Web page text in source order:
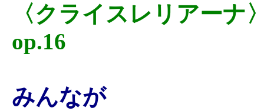
〈クライスレリアーナ
op.16
みんなが